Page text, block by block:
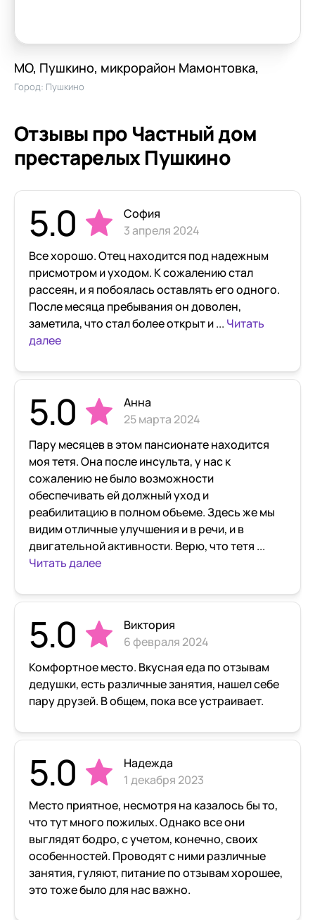
МО, Пушкино, микрорайон Мамонтовка,
Город: Пушкино
Отзывы про Частный дом
престарелых Пушкино
5.0
София
3 апреля 2024
Все хорошо. Отец находится под надежным
присмотром и уходом. К сожалению стал
рассеян, и я побоялась оставлять его одного.
После месяца пребывания он доволен,
заметила, что стал более открыт и ... Читать
далее
5.0
Анна
25 марта 2024
Пару месяцев в этом пансионате находится
моя тетя. Она после инсульта, у нас к
сожалению не было возможности
обеспечивать ей должный уход и
реабилитацию в полном объеме. Здесь же мы
видим отличные улучшения и в речи, и в
двигательной активности. Верю, что тетя ...
Читать далее
5.0
Виктория
6 февраля 2024
Комфортное место. Вкусная еда по отзывам
дедушки, есть различные занятия, нашел себе
пару друзей. В общем, пока все устраивает.
5.0
Надежда
1 декабря 2023
Место приятное, несмотря на казалось бы то,
что тут много пожилых. Однако все они
выглядят бодро, с учетом, конечно, своих
особенностей. Проводят с ними различные
занятия, гуляют, питание по отзывам хорошее,
это тоже было для нас важно.